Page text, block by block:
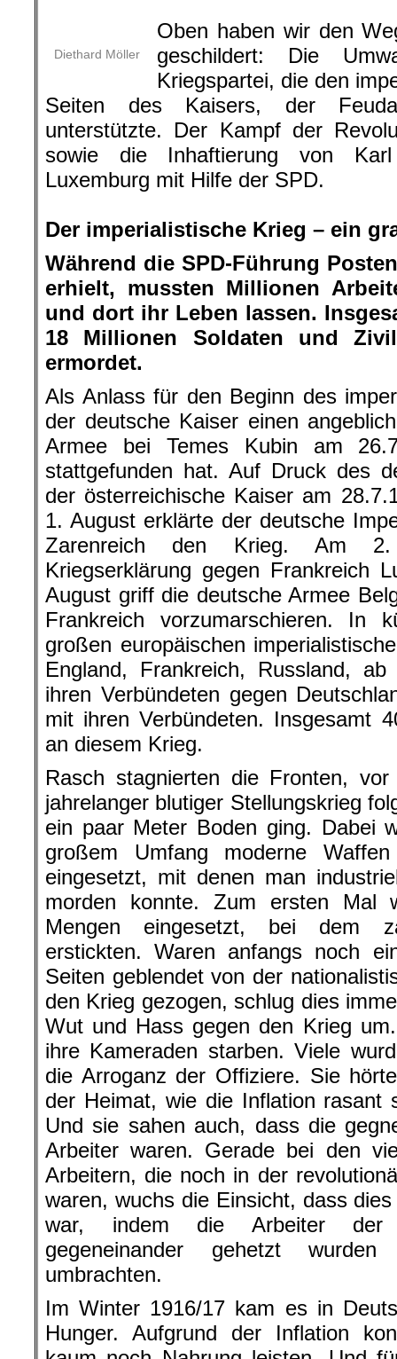
Diethard Möller
Oben haben wir den
geschildert: Die
Kriegspartei, die den
Seiten des Kaisers, der
unterstützte. Der Kampf der
sowie die Inhaftierung von
Luxemburg mit Hilfe der SPD.
Der imperialistische Krieg – ein
Während die SPD-Führung
erhielt, mussten Millionen
und dort ihr Leben lassen.
18 Millionen Soldaten und
ermordet.
Als Anlass für den Beginn des
der deutsche Kaiser einen
Armee bei Temes Kubin am
stattgefunden hat. Auf Druck des
der österreichische Kaiser am
1. August erklärte der deutsche
Zarenreich den Krieg. Am
Kriegserklärung gegen Frankreich
August griff die deutsche Armee
Frankreich vorzumarschieren. In
großen europäischen
England, Frankreich, Russland,
ihren Verbündeten gegen
mit ihren Verbündeten. Insgesamt
an diesem Krieg.
Rasch stagnierten die Fronten,
jahrelanger blutiger Stellungskrieg
ein paar Meter Boden ging. Dabei
großem Umfang moderne
eingesetzt, mit denen man
morden konnte. Zum ersten Mal
Mengen eingesetzt, bei dem
erstickten. Waren anfangs noch
Seiten geblendet von der
den Krieg gezogen, schlug dies
Wut und Hass gegen den Krieg
ihre Kameraden starben. Viele
die Arroganz der Offiziere. Sie
der Heimat, wie die Inflation rasant
Und sie sahen auch, dass die
Arbeiter waren. Gerade bei den
Arbeitern, die noch in der
waren, wuchs die Einsicht, dass
war, indem die Arbeiter der
gegeneinander gehetzt
umbrachten.
Im Winter 1916/17 kam es in
Hunger. Aufgrund der Inflation